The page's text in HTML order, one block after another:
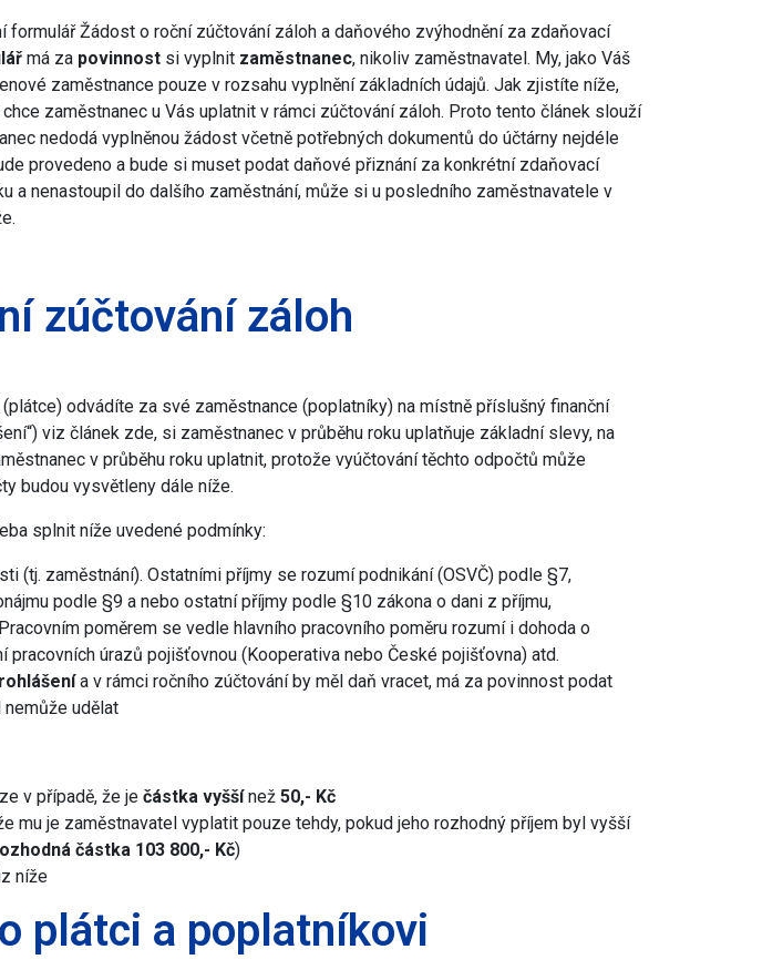
Žádost o roční zúčtování záloh a daňového zvýhodnění za zdaňovací
má za povinnost si vyplnit zaměstnanec, nikoliv zaměstnavatel. My, jako Váš
zaměstnance pouze v rozsahu vyplnění základních údajů. Jak zjistíte níže,
zaměstnanec u Vás uplatnit v rámci zúčtování záloh. Proto tento článek slouží
nedodá vyplněnou žádost včetně potřebných dokumentů do účtárny nejdéle
provedeno a bude si muset podat daňové přiznání za konkrétní zdaňovací
a nenastoupil do dalšího zaměstnání, může si u posledního zaměstnavatele v
zúčtování záloh
odvádíte za své zaměstnance (poplatníky) na místně příslušný finanční
viz článek zde, si zaměstnanec v průběhu roku uplatňuje základní slevy, na
v průběhu roku uplatnit, protože vyúčtování těchto odpočtů může
budou vysvětleny dále níže.
splnit níže uvedené podmínky:
(tj. zaměstnání). Ostatními příjmy se rozumí podnikání (OSVČ) podle §7,
podle §9 a nebo ostatní příjmy podle §10 zákona o dani z příjmu,
poměrem se vedle hlavního pracovního poměru rozumí i dohoda o
úrazů pojišťovnou (Kooperativa nebo České pojišťovna) atd.
a v rámci ročního zúčtování by měl daň vracet, má za povinnost podat
udělat
v případě, že je částka vyššínež 50,- Kč
mu je zaměstnavatel vyplatit pouze tehdy, pokud jeho rozhodný příjem byl vyšší
částka 103 800,- Kč)
níže
plátci a poplatníkovi